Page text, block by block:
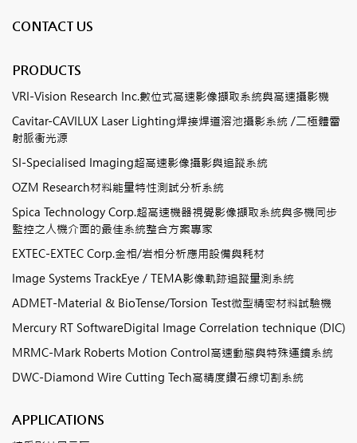
CONTACT US
PRODUCTS
VRI-Vision Research Inc.數位式高速影像擷取系統與高速攝影機
Cavitar-CAVILUX Laser Lighting焊接焊道溶池攝影系統 /二極體雷
射脈衝光源
SI-Specialised Imaging超高速影像攝影與追蹤系統
OZM Research材料能量特性測試分析系統
Spica Technology Corp.超高速機器視覺影像擷取系統與多機同步
監控之人機介面的最佳系統整合方案專家
EXTEC-EXTEC Corp.金相/岩相分析應用設備與耗材
Image Systems TrackEye / TEMA影像軌跡追蹤量測系統
ADMET-Material & BioTense/Torsion Test微型精密材料試驗機
Mercury RT SoftwareDigital Image Correlation technique (DIC)
MRMC-Mark Roberts Motion Control高速動態與特殊運鏡系統
DWC-Diamond Wire Cutting Tech高精度鑽石線切割系統
APPLICATIONS